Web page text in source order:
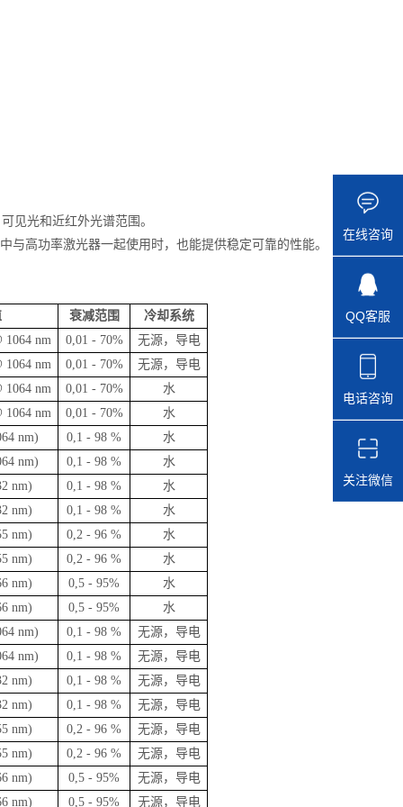
见光和近红外光谱范围。
与高功率激光器一起使用时，也能提供稳定可靠的性能。
衰减范围
冷却系统
1064 nm 0,01 - 70%
无源，导电
1064 nm 0,01 - 70%
无源，导电
1064 nm 0,01 - 70%
水
1064 nm 0,01 - 70%
水
nm) 0,1 - 98 %
水
nm) 0,1 - 98 %
水
nm) 0,1 - 98 %
水
nm) 0,1 - 98 %
水
nm) 0,2 - 96 %
水
nm) 0,2 - 96 %
水
nm) 0,5 - 95%
水
nm) 0,5 - 95%
水
nm) 0,1 - 98 %
无源，导电
nm) 0,1 - 98 %
无源，导电
nm) 0,1 - 98 %
无源，导电
nm) 0,1 - 98 %
无源，导电
nm) 0,2 - 96 %
无源，导电
nm) 0,2 - 96 %
无源，导电
nm) 0,5 - 95%
无源，导电
nm) 0,5 - 95% 无源，导电
在线咨询
QQ客服
电话咨询
关注微信